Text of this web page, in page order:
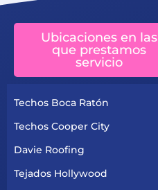
Ubicaciones en las
que prestamos
servicio
Techos Boca Ratón
Techos Cooper City
Davie Roofing
Tejados Hollywood